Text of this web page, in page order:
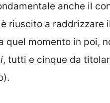
anche il
è riuscito a
quel momento in poi,
, tutti e cinque da